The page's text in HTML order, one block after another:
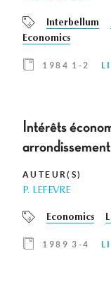
Interbellum
Economics
1984 1-2
Intérêts
AUTEUR(S)
P. LEFEVRE
Economics
1989 3-4